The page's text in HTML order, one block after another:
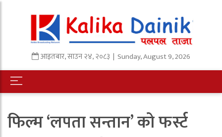
आइतबार,साउन२४,२०८३ | Sunday, August 9, 2026
फिल्म ‘लपता सन्तान’ को फर्स्ट